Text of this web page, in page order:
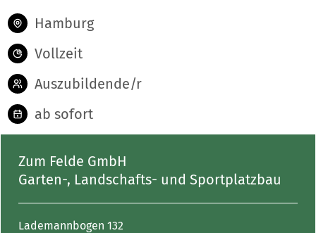
Hamburg
Vollzeit
Auszubildende/r
ab sofort
Zum Felde GmbH
Garten-, Landschafts- und Sportplatzbau
Lademannbogen 132